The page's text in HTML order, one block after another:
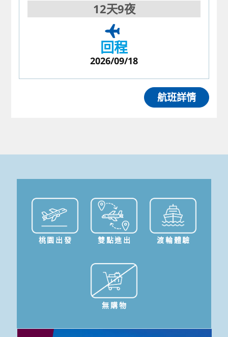
12天9夜
回程
2026/09/18
航班詳情
桃園出發 雙點進出 渡輪體驗
無購物